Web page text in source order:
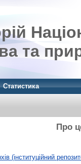
та
Статистика
Про
(інституційний